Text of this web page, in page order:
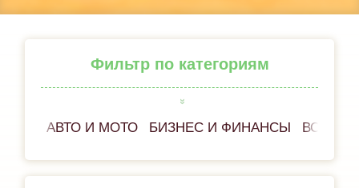
Фильтр по категориям
АВТО И МОТО БИЗНЕС И ФИНАНСЫ ВСЁ